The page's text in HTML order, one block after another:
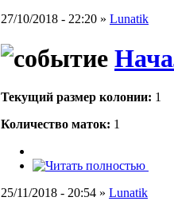
27/10/2018 - 22:20 » Lunatik
Текущий размер кoлонии: 1
Количество маток: 1
25/11/2018 - 20:54 » Lunatik